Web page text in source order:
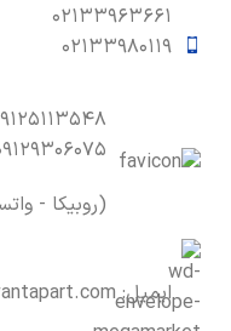
۰۲۱۳۳۹۶۳۶۶۱
۰۲۱۳۳۹۸۰۱۱۹
(روبیکا -
ایمیل: